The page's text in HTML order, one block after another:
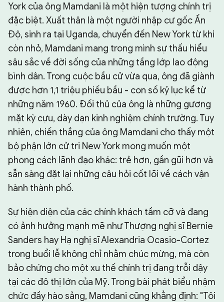
York của ông Mamdani là một hiện tượng chính trị
đặc biệt. Xuất thân là một người nhập cư gốc Ấn
Độ, sinh ra tại Uganda, chuyển đến New York từ khi
còn nhỏ, Mamdani mang trong mình sự thấu hiểu
sâu sắc về đời sống của những tầng lớp lao động
bình dân. Trong cuộc bầu cử vừa qua, ông đã giành
được hơn 1,1 triệu phiếu bầu - con số kỷ lục kể từ
những năm 1960. Đối thủ của ông là những gương
mặt kỳ cựu, dày dạn kinh nghiệm chính trường. Tuy
nhiên, chiến thắng của ông Mamdani cho thấy một
bộ phận lớn cử tri New York mong muốn một
phong cách lãnh đạo khác: trẻ hơn, gần gũi hơn và
sẵn sàng đặt lại những câu hỏi cốt lõi về cách vận
hành thành phố.
Sự hiện diện của các chính khách tầm cỡ và đang
có ảnh hưởng mạnh mẽ như Thượng nghị sĩ Bernie
Sanders hay Hạ nghị sĩ Alexandria Ocasio-Cortez
trong buổi lễ không chỉ nhằm chúc mừng, mà còn
bảo chứng cho một xu thế chính trị đang trỗi dậy
tại các đô thị lớn của Mỹ. Trong bài phát biểu nhậm
chức đầy hào sảng, Mamdani cũng khẳng định: "Tôi